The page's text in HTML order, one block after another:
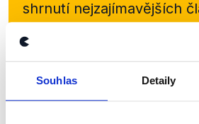
Souhlas Detaily
shrnutí nejzajímavějších
Začněte nás odebírat, a
přehled o tom, jaké
nepravdy se zrovna v